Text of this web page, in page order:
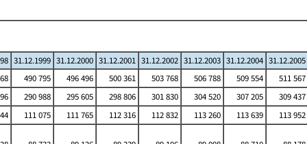
31.12.1999 31.12.2000 31.12.2001 31.12.2002 31.12.2003 31.12.2004 31.12.2005
490 795 496 496 500 361 503 768 506 788 509 554
511 567
290 988 295 605 298 806 301 830 304 520 307 205
309 437
111 075 111 765 112 316 112 832 113 260 113 639
113 952